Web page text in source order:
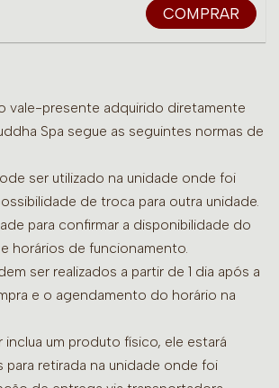
COMPRAR
vale-presente adquirido diretamente
Spa segue as seguintes normas de
ser utilizado na unidade onde foi
de troca para outra unidade.
para confirmar a disponibilidade do
horários de funcionamento.
ser realizados a partir de 1 dia após a
e o agendamento do horário na
inclua um produto físico, ele estará
para retirada na unidade onde foi